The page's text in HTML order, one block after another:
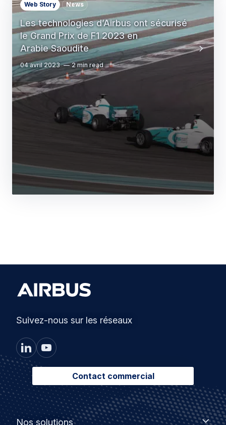
Les technologies d’Airbus ont sécurisé
le Grand Prix de F1 2023 en
Arabie Saoudite
Web Story News
04 avril 2023 2 min read
Suivez-nous sur les réseaux
Contact commercial
Footer
Nos solutions
Nos